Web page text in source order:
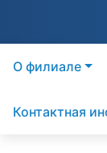
О филиале
Контактная